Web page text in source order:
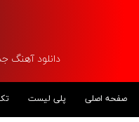
دانلود آهنگ جدید 1404 در
صفحه اصلی پلی لیست